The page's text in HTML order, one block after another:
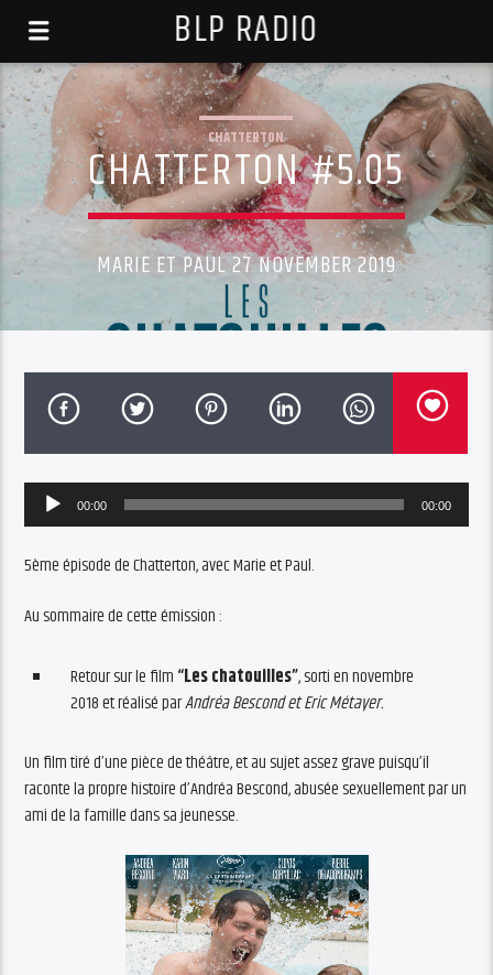
BLP RADIO
CHATTERTON
CHATTERTON #5.05
MARIE ET PAUL 27 NOVEMBER 2019
Audio
Player
00:00 00:00
5ème épisode de Chatterton, avec Marie et Paul.
Au sommaire de cette émission :
Retour sur le film “Les chatouilles”, sorti en novembre
2018 et réalisé parAndréa Bescond et Eric Métayer.
Un film tiré d’une pièce de théâtre, et au sujet assez grave puisqu’il
raconte la propre histoire d’Andréa Bescond, abusée sexuellement par un
ami de la famille dans sa jeunesse.